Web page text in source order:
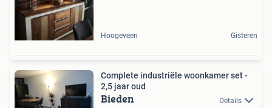
Hoogeveen Gisteren
Complete industriële woonkamer set -
2,5 jaar oud
Bieden Details